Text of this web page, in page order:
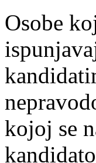
Osobe
kojoj se